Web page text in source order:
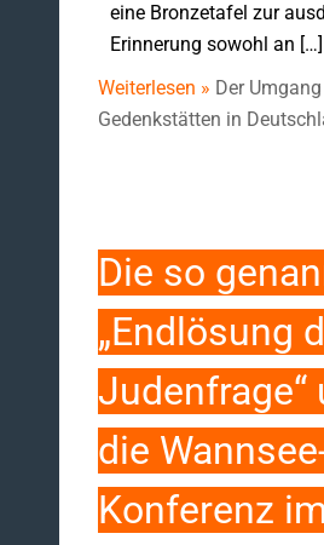
eine Bronzetafel zur
Erinnerung sowohl an […]
Weiterlesen » Der
Gedenkstätten in
Die so
„Endlösung
Judenfrage“
die
Konferenz im